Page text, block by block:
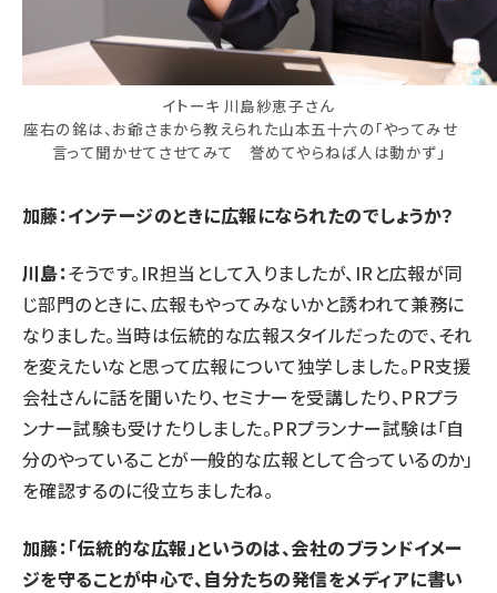
イトーキ 川島紗恵子さん
座右の銘は、お爺さまから教えられた山本五十六の「やってみせ
言って聞かせてさせてみて 誉めてやらねば人は動かず」
加藤：インテージのときに広報になられたのでしょうか？
川島：そうです。IR担当として入りましたが、IRと広報が同
じ部門のときに、広報もやってみないかと誘われて兼務に
なりました。当時は伝統的な広報スタイルだったので、それ
を変えたいなと思って広報について独学しました。PR支援
会社さんに話を聞いたり、セミナーを受講したり、PRプラ
ンナー試験も受けたりしました。PRプランナー試験は「自
分のやっていることが一般的な広報として合っているのか」
を確認するのに役立ちましたね。
加藤：「伝統的な広報」というのは、会社のブランドイメー
ジを守ることが中心で、自分たちの発信をメディアに書い